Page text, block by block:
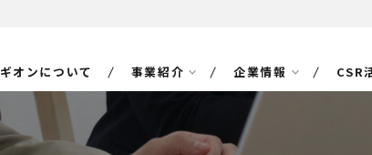
ギオンについて 事業紹介 企業情報 CSR